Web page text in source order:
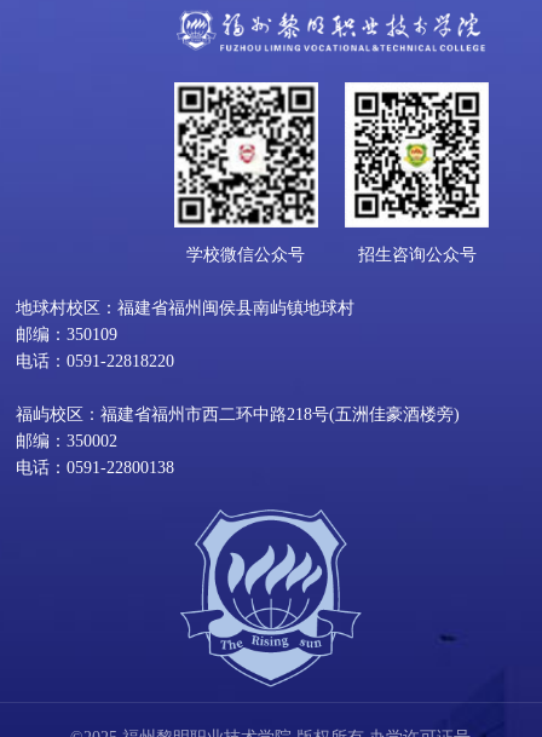
学校微信公众号 招生咨询公众号
地球村校区：福建省福州闽侯县南屿镇地球村
邮编：350109
电话：0591-22818220
福屿校区：福建省福州市西二环中路218号(五洲佳豪酒楼旁)
邮编：350002
电话：0591-22800138